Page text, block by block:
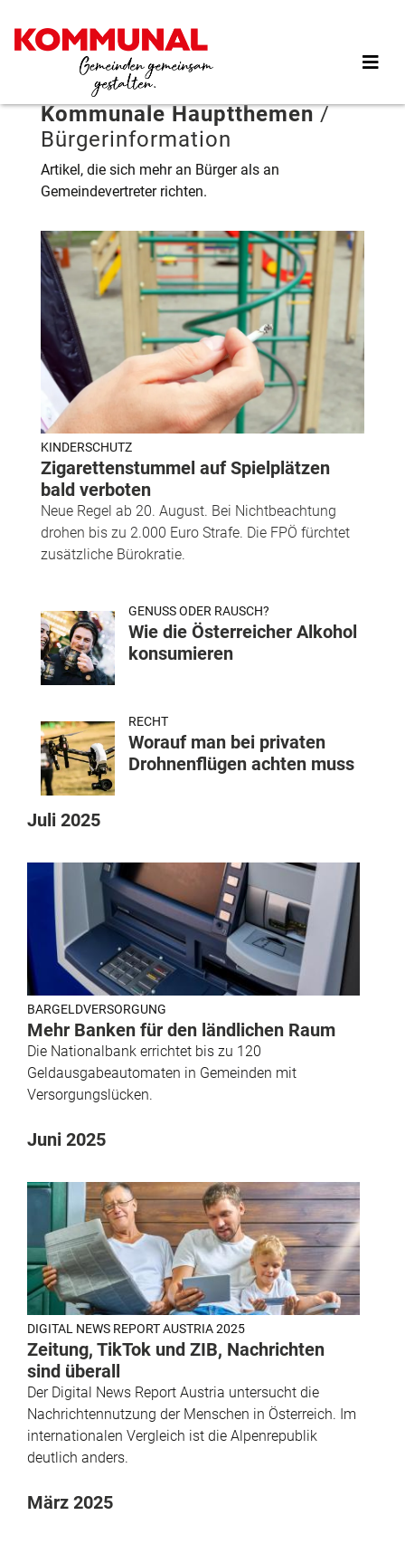
Inhalt
Kommunale Hauptthemen/
Bürgerinformation
Artikel, die sich mehr an Bürger als an
Gemeindevertreter richten.
KINDERSCHUTZ
Zigarettenstummel auf Spielplätzen
bald verboten
Neue Regel ab 20. August. Bei Nichtbeachtung
drohen bis zu 2.000 Euro Strafe. Die FPÖ fürchtet
zusätzliche Bürokratie.
GENUSS ODER RAUSCH?
Wie die Österreicher Alkohol
konsumieren
RECHT
Worauf man bei privaten
Drohnenflügen achten muss
Juli 2025
BARGELDVERSORGUNG
Mehr Banken für den ländlichen Raum
Die Nationalbank errichtet bis zu 120
Geldausgabeautomaten in Gemeinden mit
Versorgungslücken.
Juni 2025
DIGITAL NEWS REPORT AUSTRIA 2025
Zeitung, TikTok und ZIB, Nachrichten
sind überall
Der Digital News Report Austria untersucht die
Nachrichtennutzung der Menschen in Österreich. Im
internationalen Vergleich ist die Alpenrepublik
deutlich anders.
März 2025